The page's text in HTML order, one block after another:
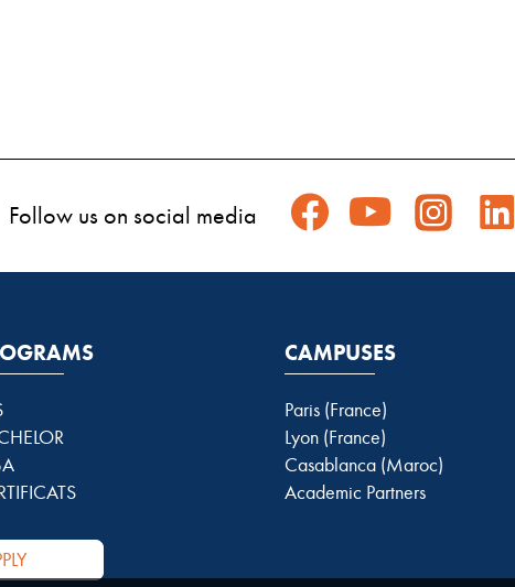
Follow us on social media
CAMPUSES
Paris (France)
Lyon (France)
Casablanca (Maroc)
Academic Partners